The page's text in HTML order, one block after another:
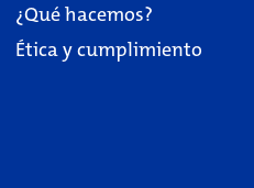
¿Qué hacemos?
Ética y cumplimiento